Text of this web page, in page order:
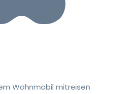
Wohnmobil mitreisen